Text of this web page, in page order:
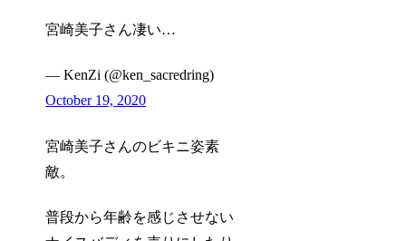
宮崎美子さん凄い…
— KenZi (@ken_sacredring)
October 19, 2020
宮崎美子さんのビキニ姿素
敵。
普段から年齢を感じさせない